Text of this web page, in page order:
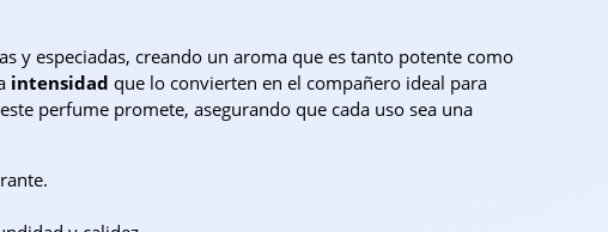
y especiadas, creando un aroma que es tanto potente como
intensidad que lo convierten en el compañero ideal para
perfume promete, asegurando que cada uso sea una